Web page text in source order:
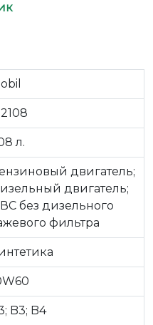
л.
двигатель;
двигатель;
без дизельного
фильтра
B3; B4